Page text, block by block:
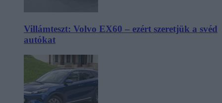
Villámteszt: Volvo EX60 – ezért szeretjük a svéd
autókat